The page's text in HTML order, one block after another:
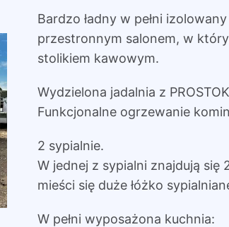
Bardzo ładny w pełni
przestronnym salonem, w
stolikiem kawowym.
Wydzielona jadalnia z
Funkcjonalne ogrzewanie
2 sypialnie.
W jednej z sypialni znajdują się
mieści się duże łóżko
W pełni wyposażona kuchnia: